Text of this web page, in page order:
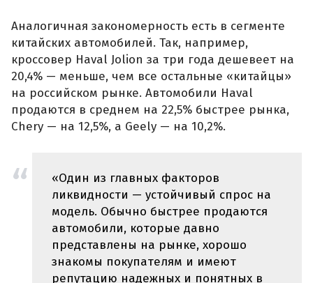
Аналогичная закономерность есть в сегменте
китайских автомобилей. Так, например,
кроссовер Haval Jolion за три года дешевеет на
20,4% — меньше, чем все остальные «китайцы»
на российском рынке. Автомобили Haval
продаются в среднем на 22,5% быстрее рынка,
Chery — на 12,5%, а Geely — на 10,2%.
«Один из главных факторов
ликвидности — устойчивый спрос на
модель. Обычно быстрее продаются
автомобили, которые давно
представлены на рынке, хорошо
знакомы покупателям и имеют
репутацию надежных и понятных в